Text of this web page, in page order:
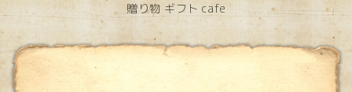
贈り物 ギフト cafe